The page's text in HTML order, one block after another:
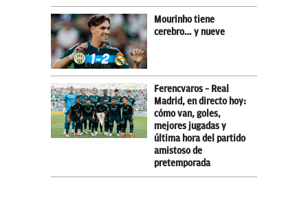
Mourinho tiene
cerebro… y nueve
Ferencvaros – Real
Madrid, en directo hoy:
cómo van, goles,
mejores jugadas y
última hora del partido
amistoso de
pretemporada